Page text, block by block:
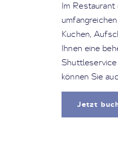
Im Restaurant
Kuchen,
Ihnen eine
Shuttleservice
können Sie
Jetzt